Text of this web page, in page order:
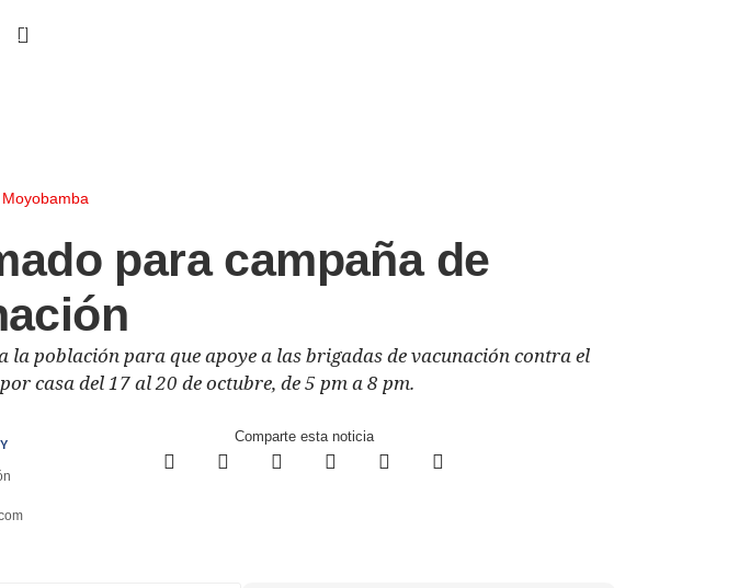
Moyobamba
para campaña de
población para que apoye a las brigadas de vacunación contra el
casa del 17 al 20 de octubre, de 5 pm a 8 pm.
Comparte esta noticia